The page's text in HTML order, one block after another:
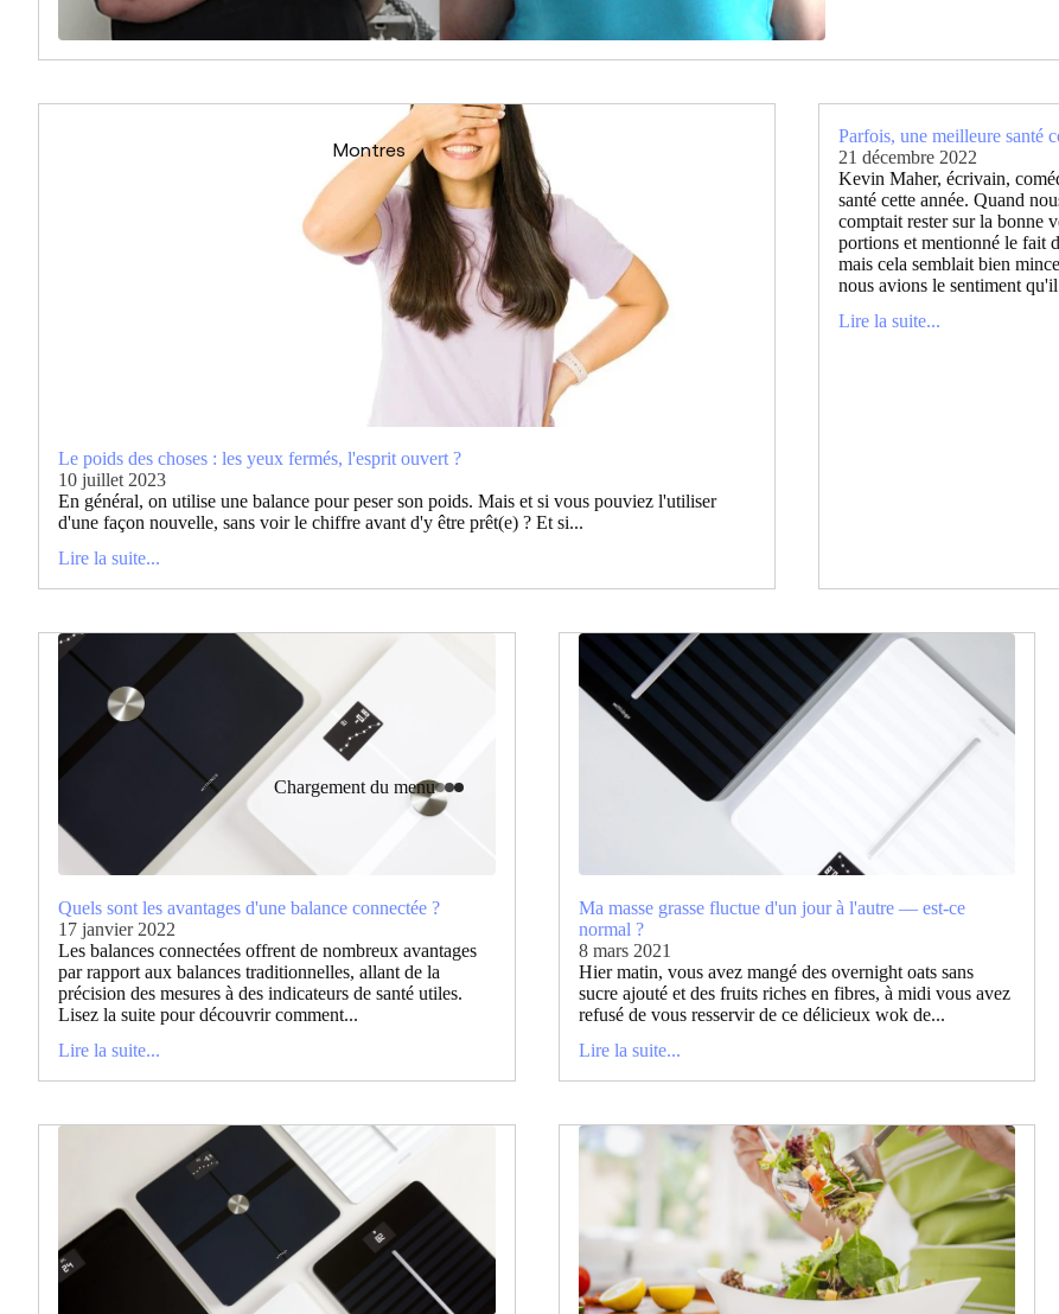
Montres
Chargement du menu
Le poids des choses : les yeux fermés, l'esprit ouvert ?
10 juillet 2023
En général, on utilise une balance pour peser son poids. Mais et si vous pouviez l'utiliser
d'une façon nouvelle, sans voir le chiffre avant d'y être prêt(e) ? Et si...
Lire la suite...
Parfois, une meilleure santé
21 décembre 2022
Kevin Maher, écrivain,
santé cette année. Quand
comptait rester sur la bonne
portions et mentionné le fait
mais cela semblait bien
nous avions le sentiment
Lire la suite...
Quels sont les avantages d'une balance connectée ?
17 janvier 2022
Les balances connectées offrent de nombreux avantages
par rapport aux balances traditionnelles, allant de la
précision des mesures à des indicateurs de santé utiles.
Lisez la suite pour découvrir comment...
Lire la suite...
Ma masse grasse fluctue d'un jour à l'autre — est-ce
normal ?
8 mars 2021
Hier matin, vous avez mangé des overnight oats sans
sucre ajouté et des fruits riches en fibres, à midi vous avez
refusé de vous resservir de ce délicieux wok de...
Lire la suite...